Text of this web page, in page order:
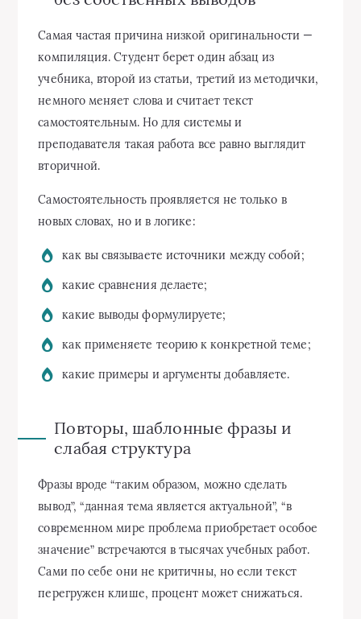
Самая частая причина низкой оригинальности —
компиляция. Студент берет один абзац из
учебника, второй из статьи, третий из методички,
немного меняет слова и считает текст
самостоятельным. Но для системы и
преподавателя такая работа все равно выглядит
вторичной.
Самостоятельность проявляется не только в
новых словах, но и в логике:
как вы связываете источники между собой;
какие сравнения делаете;
какие выводы формулируете;
как применяете теорию к конкретной теме;
какие примеры и аргументы добавляете.
Повторы, шаблонные фразы и
слабая структура
Фразы вроде “таким образом, можно сделать
вывод”, “данная тема является актуальной”, “в
современном мире проблема приобретает особое
значение” встречаются в тысячах учебных работ.
Сами по себе они не критичны, но если текст
перегружен клише, процент может снижаться.